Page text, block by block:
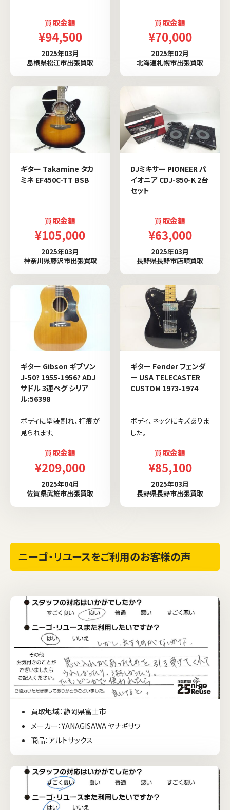
買取金額
¥94,500
2025年03月
島根県松江市出張買取
買取金額
¥70,000
2025年02月
北海道札幌市出張買取
ギター Takamine タカ
ミネ EF450C-TT BSB
買取金額
¥105,000
2025年03月
神奈川県藤沢市出張買取
DJミキサー PIONEER パ
イオニア CDJ-850-K 2台
セット
買取金額
¥63,000
2025年03月
長野県長野市店頭買取
ギター Gibson ギブソン
J-50? 1955-1956? ADJ
サドル 3連ペグ シリア
ル:56398
ボディに塗装割れ、打痕が
見られます。
買取金額
¥209,000
2025年04月
佐賀県武雄市出張買取
ギター Fender フェンダ
ー USA TELECASTER
CUSTOM 1973-1974
ボディ、ネックにキズありま
した。
買取金額
¥85,100
2025年03月
長野県長野市出張買取
ニーゴ・リユースをご利用のお客様の声
買取地域：静岡県富士市
メーカー：YANAGISAWA ヤナギサワ
商品：アルトサックス